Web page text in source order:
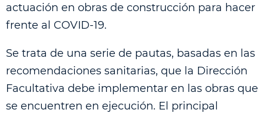
actuación en obras de construcción para hacer
frente al COVID-19.
Se trata de una serie de pautas, basadas en las
recomendaciones sanitarias, que la Dirección
Facultativa debe implementar en las obras que
se encuentren en ejecución. El principal